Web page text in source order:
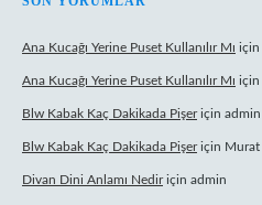
Ana Kucağı Yerine Puset Kullanılır Mı için
Ana Kucağı Yerine Puset Kullanılır Mı için
Blw Kabak Kaç Dakikada Pişeriçin admin
Blw Kabak Kaç Dakikada Pişeriçin Murat
Divan Dini Anlamı Nediriçin admin